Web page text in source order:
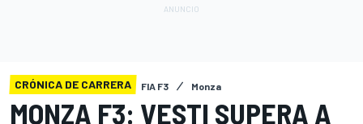
CRÓNICA DE CARRERA FIA F3 Monza
MONZA F3: VESTI SUPERA A